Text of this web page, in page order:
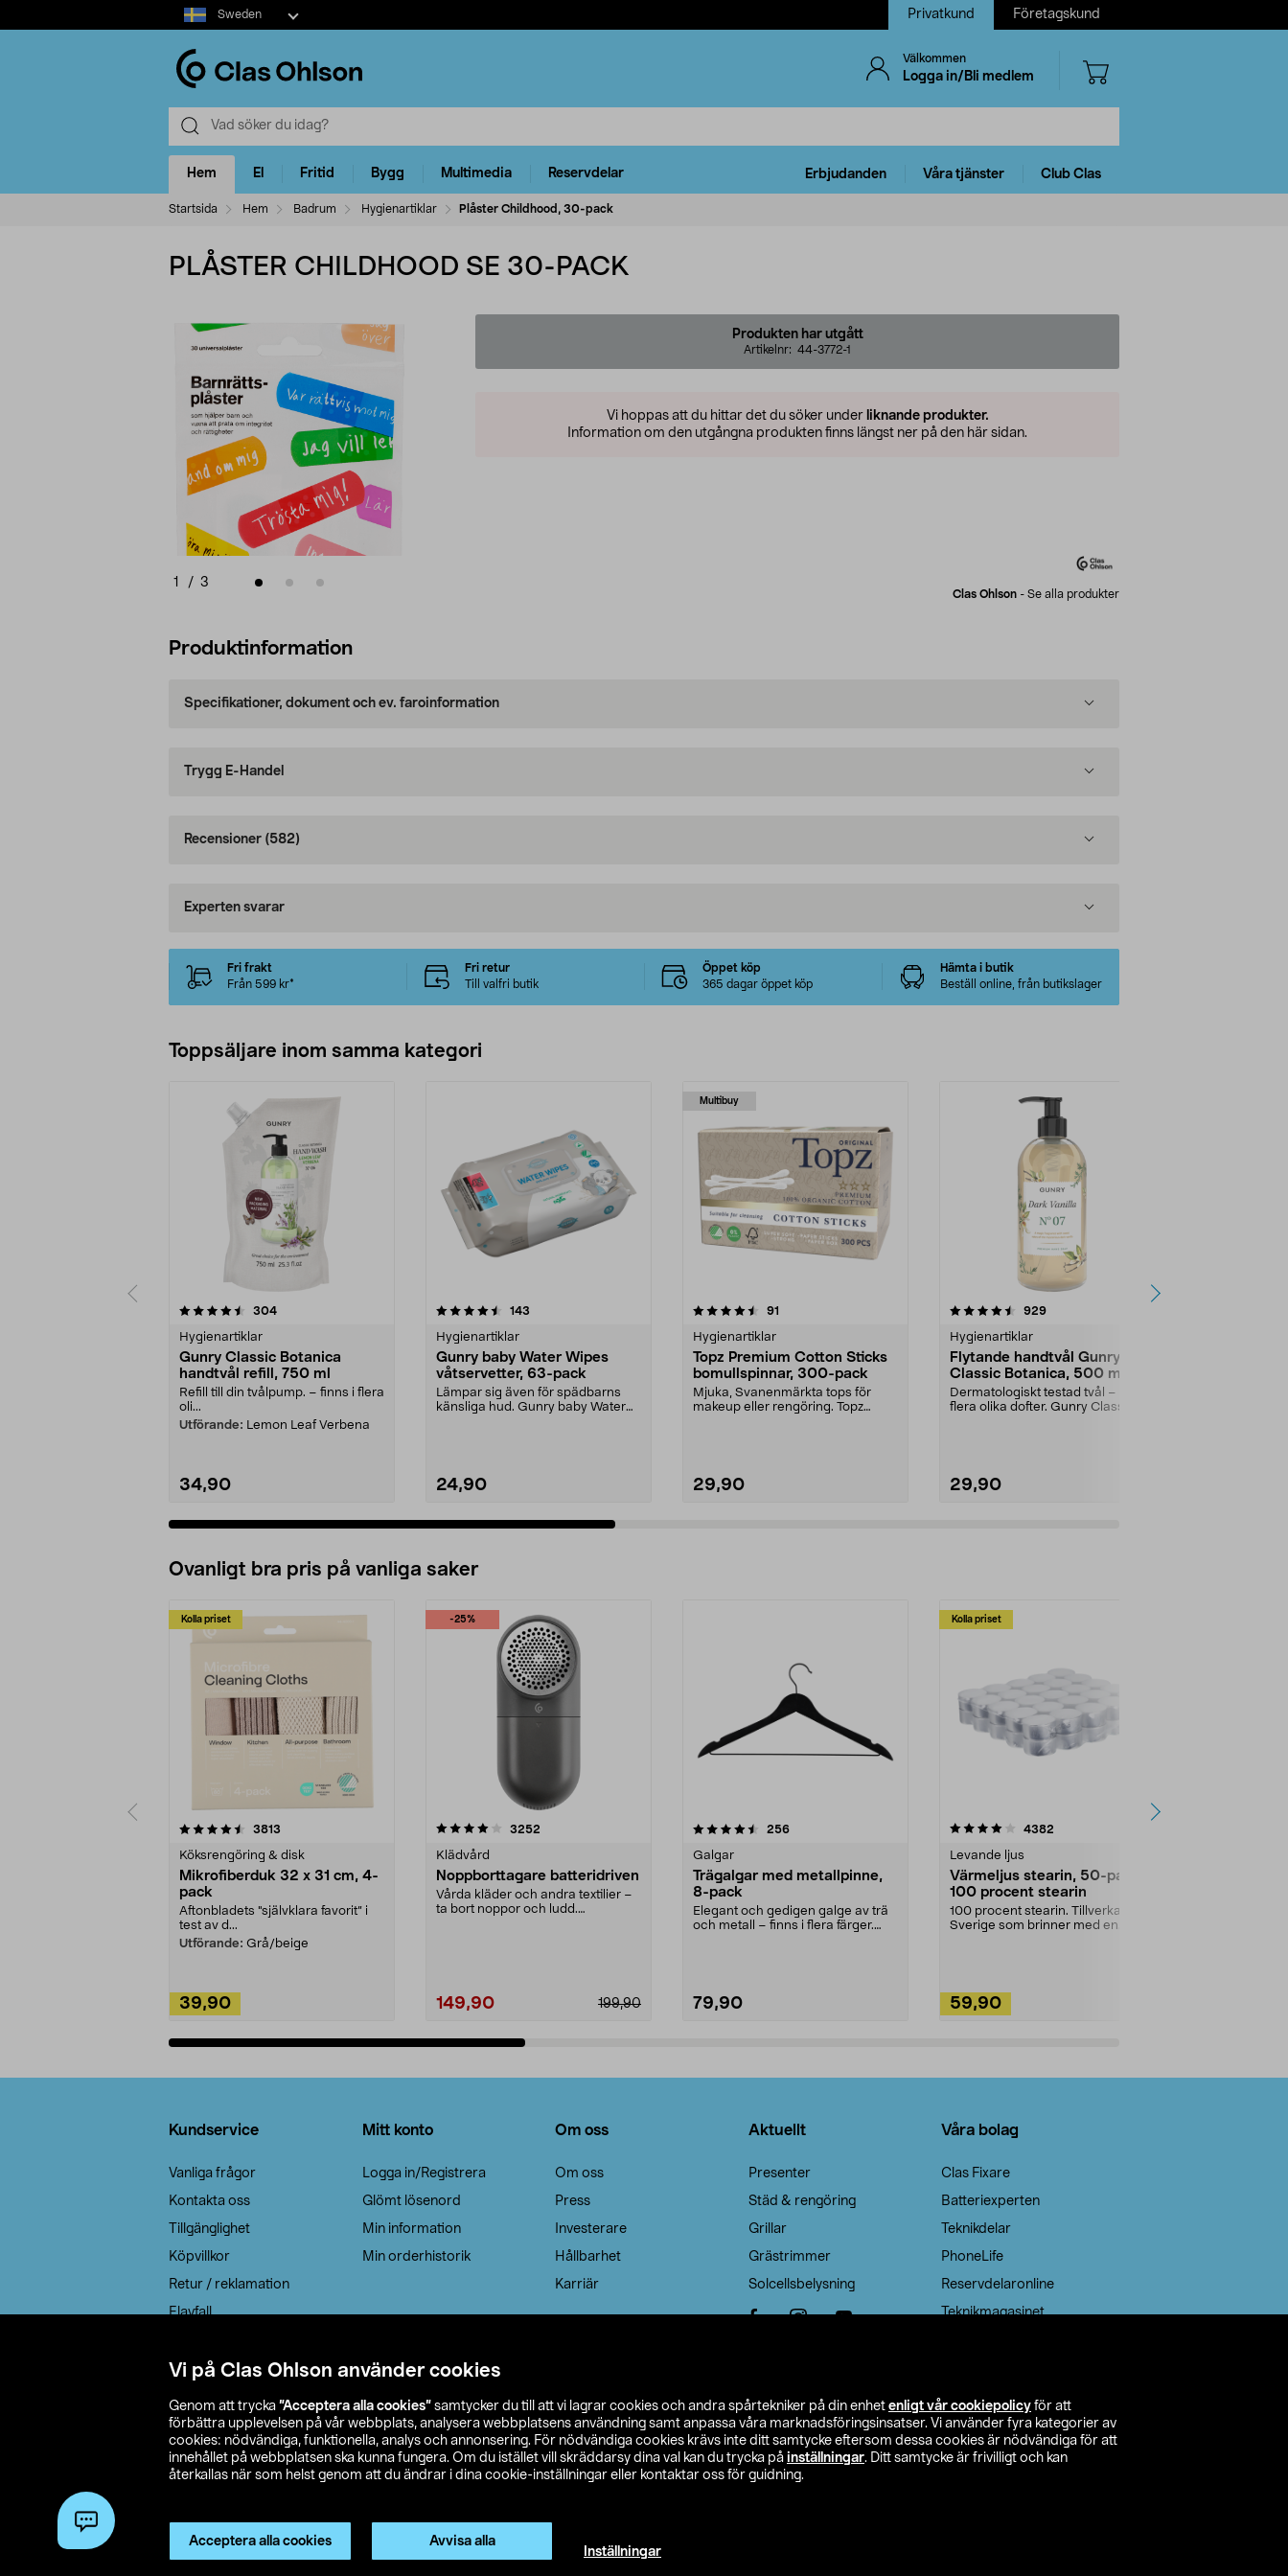
Vi på Clas Ohlson använder cookies
Genom att trycka ”Acceptera alla cookies” samtycker du till att vi lagrar cookies och andra spårtekniker på din enhet enligt vår cookiepolicy för att
förbättra upplevelsen på vår webbplats, analysera webbplatsens användning samt anpassa våra marknadsföringsinsatser. Vi använder fyra kategorier av
cookies: nödvändiga, funktionella, analys och annonsering. För nödvändiga cookies krävs inte ditt samtycke eftersom dessa cookies är nödvändiga för att
innehållet på webbplatsen ska kunna fungera. Om du istället vill skräddarsy dina val kan du trycka på inställningar. Ditt samtycke är frivilligt och kan
återkallas när som helst genom att du ändrar i dina cookie-inställningar eller kontaktar oss för guidning.
Acceptera alla cookies Avvisa alla
Inställningar
Select
market
Sweden Privatkund Företagskund
Välkommen
Logga in/Bli medlem
Hem El Fritid Bygg Multimedia Reservdelar Erbjudanden Våra tjänster Club Clas
Startsida Hem Badrum Hygienartiklar Plåster Childhood, 30-pack
PLÅSTER CHILDHOOD SE 30-PACK
1 / 3
Produkten har utgått
Artikelnr: 44-3772-1
Vi hoppas att du hittar det du söker under liknande produkter.
Information om den utgångna produkten finns längst ner på den här sidan.
Clas Ohlson - Se alla produkter
Produktinformation
Specifikationer, dokument och ev. faroinformation
Trygg E-Handel
Recensioner (582)
Experten svarar
Fri frakt
Från 599 kr*
Fri retur
Till valfri butik
Öppet köp
365 dagar öppet köp
Hämta i butik
Beställ online, från butikslager
Toppsäljare inom samma kategori
304recensioner
Hygienartiklar
Gunry Classic Botanica
handtvål refill, 750 ml
Refill till din tvålpump. – finns i flera
oli...
Utförande: Lemon Leaf Verbena
34,90
4.5 av 5 stjärnor 143
Hygienartiklar
Gunry baby Water Wipes
våtservetter, 63-pack
Lämpar sig även för spädbarns
känsliga hud. Gunry baby Water
24,90
Multibuy
4.5 av 5 stjärnor 91
Hygienartiklar
Topz Premium Cotton Sticks
bomullspinnar, 300-pack
Mjuka, Svanenmärkta tops för
makeup eller rengöring. Topz
29,90
4.5 av 5 stjärnor 929recensioner
Hygienartiklar
Flytande handtvål Gunry
Classic Botanica, 500 ml
Dermatologiskt testad tvål – finns i
flera olika dofter. Gunry Classic
29,90
4.5 av 5 stjärnor
Ovanligt bra pris på vanliga saker
Kolla priset
3813
Köksrengöring & disk
Mikrofiberduk 32 x 31 cm, 4-
pack
Aftonbladets "självklara favorit” i
test av d...
Utförande: Grå/beige
39,90
-25%
4.0av 5 stjärnor 3252
Klädvård
Noppborttagare batteridriven
Vårda kläder och andra textilier –
ta bort noppor och ludd.
199,90
149,90
4.5av 5 stjärnor 256recensioner
Galgar
Trägalgar med metallpinne,
8-pack
Elegant och gedigen galge av trä
och metall – finns i flera färger.
79,90
Kolla priset
4.0av 5 stjärnor 4382
Levande ljus
Värmeljus stearin, 50-pack,
100 procent stearin
100 procent stearin. Tillverkade i
Sverige som brinner med en
59,90
4.5av 5 stjärnor
Kundservice
Vanliga frågor
Kontakta oss
Tillgänglighet
Köpvillkor
Retur / reklamation
Elavfall
Leveransalternativ
Mitt konto
Logga in/Registrera
Glömt lösenord
Min information
Min orderhistorik
Om oss
Om oss
Press
Investerare
Hållbarhet
Karriär
Aktuellt
Presenter
Städ & rengöring
Grillar
Grästrimmer
Solcellsbelysning
Våra bolag
Clas Fixare
Batteriexperten
Teknikdelar
PhoneLife
Reservdelaronline
Teknikmagasinet